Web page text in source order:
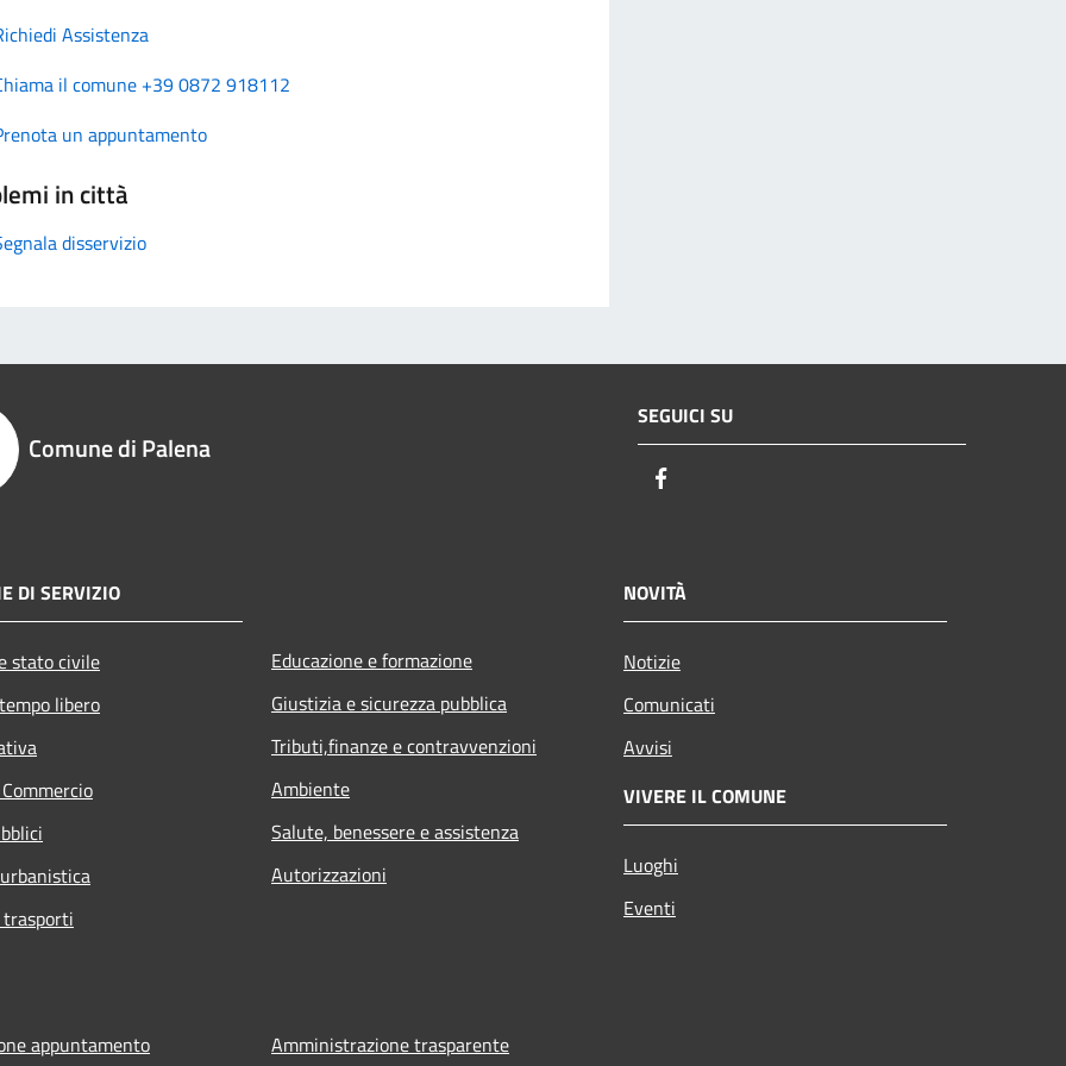
Assistenza
il comune +39 0872 918112
un appuntamento
in città
disservizio
Comune di Palena
SEGUICI SU
DI SERVIZIO
stato civile
libero
Educazione e formazione
Giustizia e sicurezza pubblica
Tributi,finanze e contravvenzioni
Ambiente
Salute, benessere e assistenza
Autorizzazioni
NOVITÀ
Notizie
Comunicati
Avvisi
VIVERE IL COMUNE
Luoghi
Eventi
appuntamento Amministrazione trasparente